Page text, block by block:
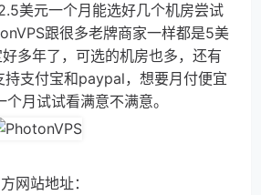
美元一个月能选好几个机房尝试
跟很多老牌商家一样都是5美
多年了，可选的机房也多，还有
支付宝和paypal，想要月付便宜
月试试看满意不满意。
站地址：